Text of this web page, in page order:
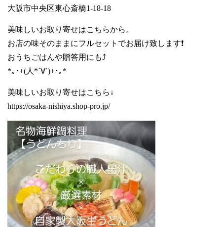
大阪市中央区東心斎橋1-18-18
美味しいお取り寄せはこちらから。
お店の味そのままにフルセットでお届け致します❗️
おうちごはんや贈答用にも⤴️
*｡･+(人*´∀`)+･｡*
美味しいお取り寄せはこちら↓
https://osaka-nishiya.shop-pro.jp/